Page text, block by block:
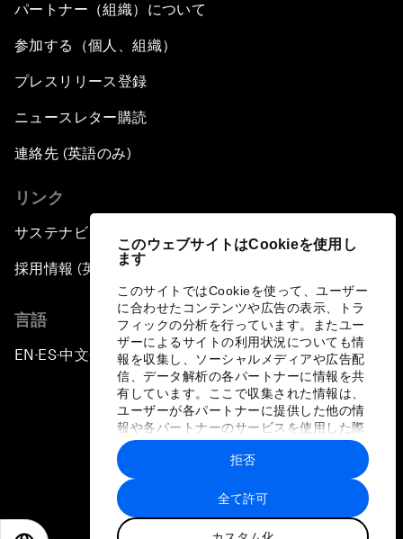
このウェブサイトはCookieを使用し
ます
このサイトではCookieを使って、ユーザー
に合わせたコンテンツや広告の表示、トラ
フィックの分析を行っています。またユー
ザーによるサイトの利用状況についても情
報を収集し、ソーシャルメディアや広告配
信、データ解析の各パートナーに情報を共
有しています。ここで収集された情報は、
ユーザーが各パートナーに提供した他の情
報や各パートナーのサービスを使用した際
に収集された情報と組み合わされ、各パー
トナーによって使用されることがありま
す。
全て許可
拒否
パートナー（組織）について
参加する（個人、組織）
プレスリリース登録
ニュースレター購読
連絡先 (英語のみ)
リンク
サステナビリティへの取り組み
採用情報 (英語のみ)
言語
EN ▪ES▪中文▪ 日本語
プライバシーポリシーと利用規約
サイトマップ